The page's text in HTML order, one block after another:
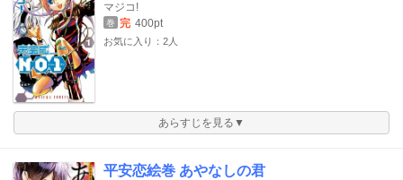
マジコ!
巻 完 400pt
お気に入り：2人
あらすじを見る▼
平安恋絵巻 あやなしの君